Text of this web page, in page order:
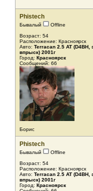
Phistech
Бывалый
Offline
Возраст: 54
Расположение: Красноярск
Авто: Terracan 2.5 AT (D4BH,
впрыск) 2001г
Город: Красноярск
Сообщений: 66
Борис
Phistech
Бывалый
Offline
Возраст: 54
Расположение: Красноярск
Авто: Terracan 2.5 AT (D4BH,
впрыск) 2001г
Город: Красноярск